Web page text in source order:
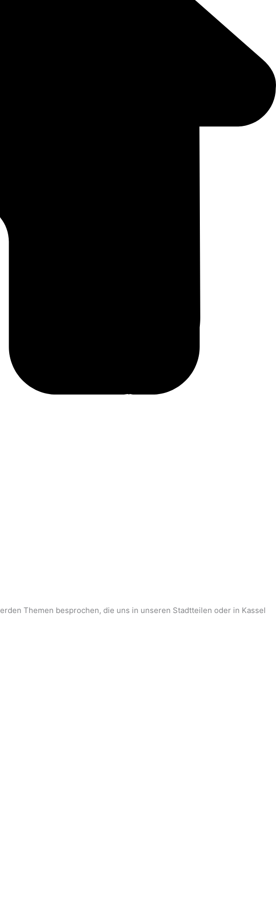
Themen besprochen, die uns in unseren Stadtteilen oder in Kassel